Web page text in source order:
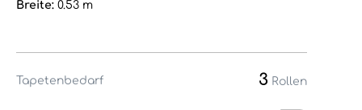
Breite: 0.53 m
Tapetenbedarf 3 Rollen